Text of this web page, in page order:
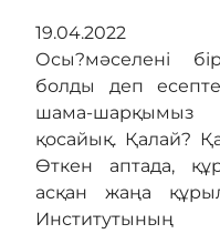
19.04.2022
Осы?мәселені
болды деп
шама-шарқымыз
қосайық. Қалай?
Өткен аптада,
асқан жаңа
Институтының